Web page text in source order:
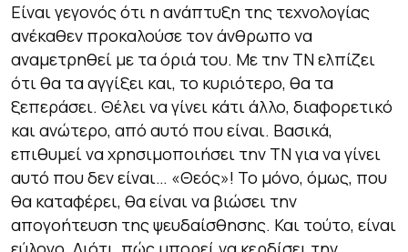
Είναι γεγονός ότι η ανάπτυξη της τεχνολογίας
ανέκαθεν προκαλούσε τον άνθρωπο να
αναμετρηθεί με τα όριά του. Με την ΤΝ ελπίζει
ότι θα τα αγγίξει και, το κυριότερο, θα τα
ξεπεράσει. Θέλει να γίνει κάτι άλλο, διαφορετικό
και ανώτερο, από αυτό που είναι. Βασικά,
επιθυμεί να χρησιμοποιήσει την ΤΝ για να γίνει
αυτό που δεν είναι… «Θεός»! Το μόνο, όμως, που
θα καταφέρει, θα είναι να βιώσει την
απογοήτευση της ψευδαίσθησης. Και τούτο, είναι